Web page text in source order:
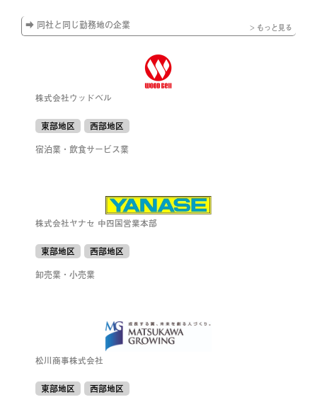
➡ 同社と同じ勤務地の企業 > もっと見る
株式会社ウッドベル
東部地区
西部地区
宿泊業・飲食サービス業
株式会社ヤナセ 中四国営業本部
東部地区
西部地区
卸売業・小売業
松川商事株式会社
東部地区
西部地区